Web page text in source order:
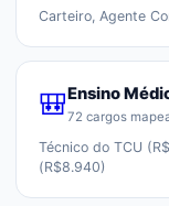
Carteiro, Agente
🎒Ensino
72 cargos
Técnico do TCU
(R$8.940)